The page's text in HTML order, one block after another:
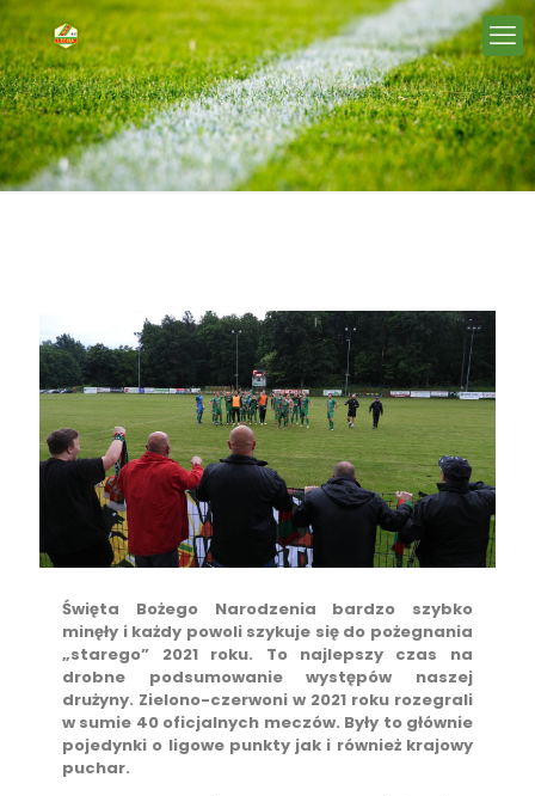
Święta Bożego Narodzenia bardzo szybko
minęły i każdy powoli szykuje się do pożegnania
„starego” 2021 roku. To najlepszy czas na
drobne podsumowanie występów naszej
drużyny. Zielono-czerwoni w 2021 roku rozegrali
w sumie 40 oficjalnych meczów. Były to głównie
pojedynki o ligowe punkty jak i również krajowy
puchar.